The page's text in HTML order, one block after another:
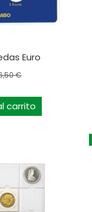
Euro
€
carrito